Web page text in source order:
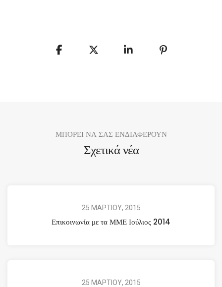
ΜΠΟΡΕΙ ΝΑ ΣΑΣ ΕΝΔΙΑΦΕΡΟΥΝ
Σχετικά νέα
25 ΜΑΡΤΙΟΥ, 2015
Επικοινωνία με τα ΜΜΕ Ιούλιος 2014
25 ΜΑΡΤΙΟΥ, 2015